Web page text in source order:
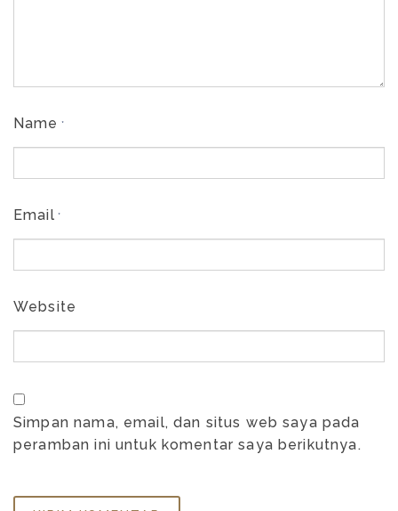
Name *
Email *
Website
Simpan nama, email, dan situs web saya pada
peramban ini untuk komentar saya berikutnya.